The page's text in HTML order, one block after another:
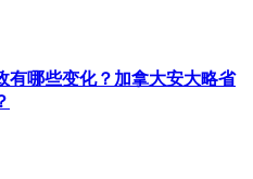
有哪些变化？加拿大安大略省